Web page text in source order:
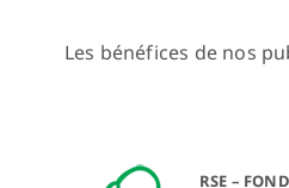
Les bénéfices de nos
RSE –